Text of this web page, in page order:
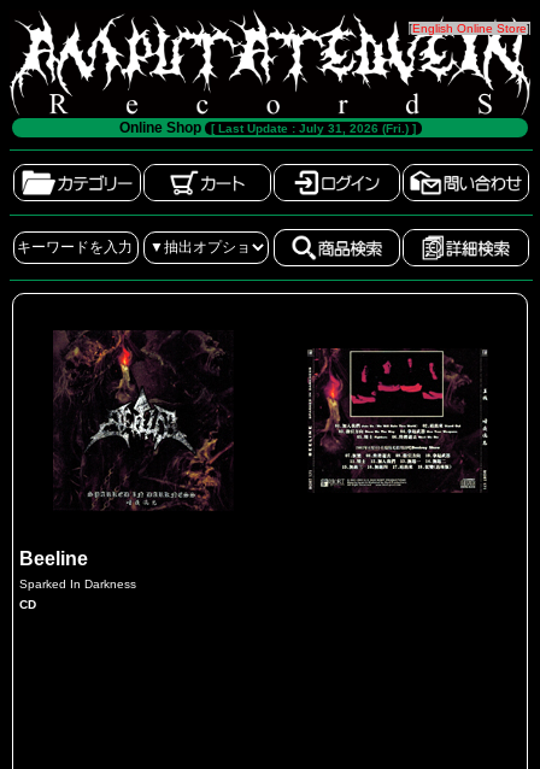
[English Online Store]
Online Shop [ Last Update : July 31, 2026 (Fri.) ]
Beeline
Sparked In Darkness
CD